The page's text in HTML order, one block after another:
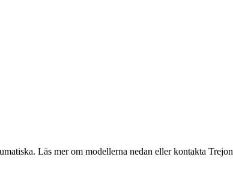
Läs mer om modellerna nedan eller kontakta Trejon